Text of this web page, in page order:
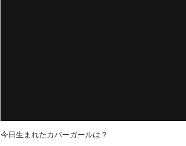
今日生まれたカバーガールは？